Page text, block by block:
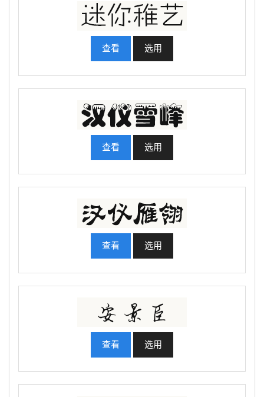
查看 选用
查看 选用
查看 选用
查看 选用